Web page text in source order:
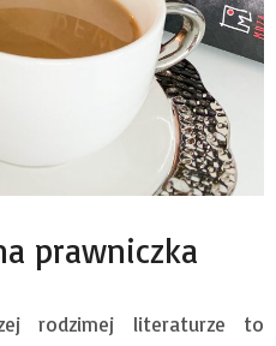
prawniczka
rodzimej literaturze to